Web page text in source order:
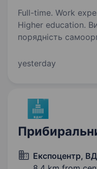
Full-time. Work
Higher education. Вимоги: комунікабельність
порядність самоорганізація креативне
та кліент сервісі навики та вміння робити
yesterday
Експоцентр,